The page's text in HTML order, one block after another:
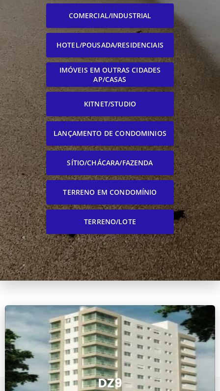
COMERCIAL/INDUSTRIAL
HOTEL/POUSADA/RESIDENCIAIS
IMÓVEIS EM OUTRAS CIDADES
AP/CASAS
KITNET/STUDIO
LANÇAMENTO DE CONDOMINIOS
SÍTIO/CHÁCARA/FAZENDA
TERRENO EM CONDOMÍNIO
TERRENO/LOTE